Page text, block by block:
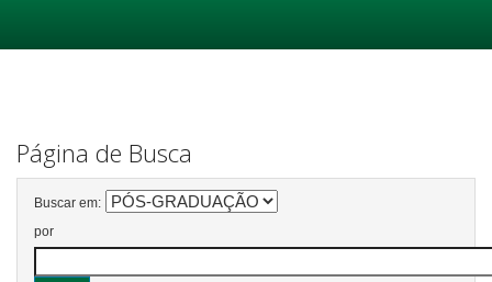
Página de Busca
Buscar em:
por